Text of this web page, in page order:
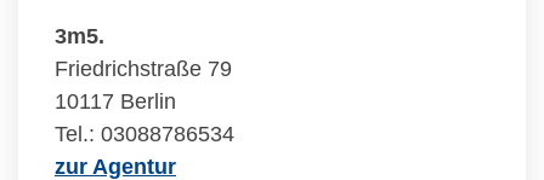
3m5.
Friedrichstraße 79
10117 Berlin
Tel.: 03088786534
zur Agentur